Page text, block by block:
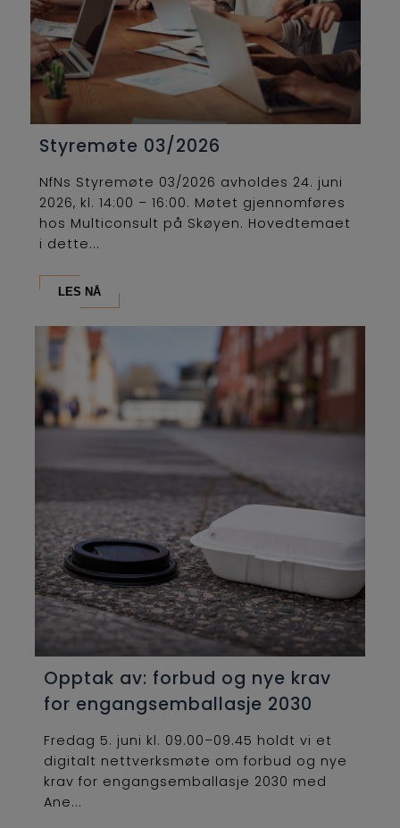
Styremøte 03/2026
NfNs Styremøte 03/2026 avholdes 24. juni
2026, kl. 14:00 – 16:00. Møtet gjennomføres
hos Multiconsult på Skøyen. Hovedtemaet
i dette...
LES NÅ
Opptak av: forbud og nye krav
for engangsemballasje 2030
Fredag 5. juni kl. 09.00–09.45 holdt vi et
digitalt nettverksmøte om forbud og nye
krav for engangsemballasje 2030 med
Ane...